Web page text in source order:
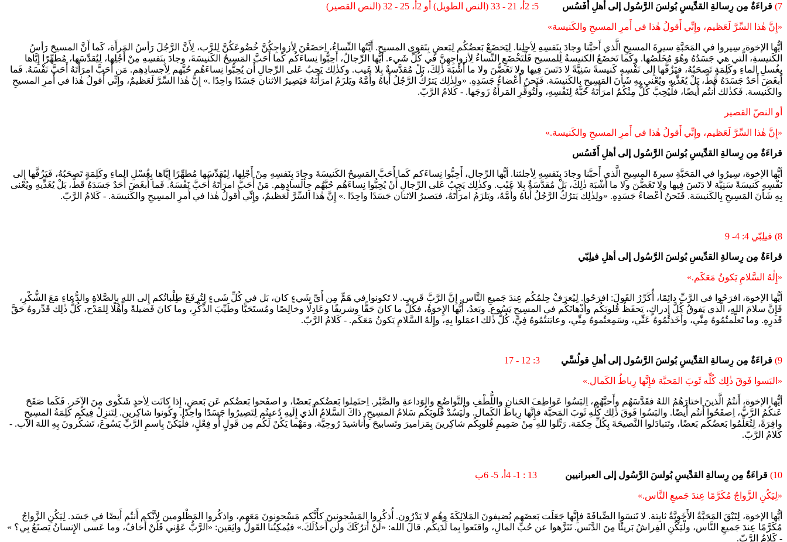
7) قراءَةٌ مِن رِسالةِ القدِّيسِ بُولسَ الرَّسُول إلى أهلِ أَفَسُس
«إِنَّ هٰذا السِّرَّ لَعَظيم، وإِنِّي أَقولُ هٰذا في أَمرِ المسيحِ والكَنيسة»
أيُّها الإخوة، سِيروا في المَحَبَّةِ سيرةَ المسيحِ الَّذي أَحبَّنا وجادَ بِنَفسِهِ لِأجلِنا. لِيَخضَعْ بَعضُكُم لِبَعضٍ بِتَقوى المسيح. أَيَّتُها النِّساءُ، اِخضَعْنَ لِأزواجِكُنَّ خُضُوعَكُنَّ لِلرَّب، لِأَنَّ الرَّجُلَ رَأسُ المَرأَة، كَما أَنَّ المسيحَ رَأسُ
الكَنيسةِ، الَّتي هي جَسَدُهُ وهُوَ مُخَلِّصُها. وكَما تَخضَعُ الكنيسةُ لِلمسيح فَلْتَخْضَعِ النِّساءُ لِأزواجِهِنَّ في كُلِّ شَيء. أيُّها الرِّجالُ، أَحِبُّوا نِساءَكُم كَما أَحَبَّ المَسِيحُ الكَنيسَةَ، وجادَ بِنَفسِهِ مِنْ أَجْلِها، لِيُقدِّسَها، مُطهِّرًا إِيَّاها
بِغُسلِ الماءِ وكَلِمَةٍ تَصحَبُهُ، فيَزُفَّها إِلى نَفْسِهِ كَنيسةً سَنِيَّةً لا دَنَسَ فِيها ولا تَغَضُّنَ ولا ما أَشْبَهَ ذٰلِكَ، بَلْ مُقدَّسةٌ بِلا عَيب. وكذٰلِك يَجِبُ عَلى الرِّجالِ أَن يُحِبُّوا نِساءَهُم حُبَّهم لِأجسادِهِم. مَن أَحَبَّ امرَأَتَهُ أَحَبَّ نَفْسَهُ. فَما
أَبغَضَ أَحَدٌ جَسَدَهُ قَطّ، بَلْ يُغَذِّيهِ ويُعْنى بِهِ شَأنَ المَسِيحِ بِالكَنيسَة. فَنَحنُ أَعْضاءُ جَسَدِهِ. «ولِذٰلِك يَترُكُ الرَّجُلُ أَباهُ وأُمَّهُ ويَلزَمُ امرَأَتَهُ فيَصِيرُ الاثنان جَسَدًا واحِدًا .» إِنَّ هٰذا السِّرَّ لَعَظيمٌ، وإِنِّي أَقولُ هٰذا في أَمرِ المسيحِ
والكَنيسة. فَكذٰلك أَنتُم أَيضًا، فلْيُحِبَّ كُلٌّ مِنْكُمُ امرَأَتَهُ حُبَّهُ لِنَفْسِهِ، ولْتُوَقِّرِ المَرأَةُ زَوجَها. - كَلامُ الرَّبّ.
أو النصّ القصير
«إِنَّ هٰذا السِّرَّ لَعَظيم، وإِنِّي أَقولُ هٰذا في أَمرِ المسيحِ والكَنيسة.»
قراءَةٌ مِن رِسالةِ القدِّيسِ بُولسَ الرَّسُول إلى أهلِ أَفَسُس
أيُّها الإخوة، سِيرُوا في المَحَبَّةِ سيرةَ المسِيحِ الَّذي أَحبَّنا وجادَ بِنَفسِهِ لِأجلثنا. أيُّها الرِّجال، أَحِبُّوا نِساءَكم كَما أَحَبَّ المَسِيحُ الكَنيسَةَ وجادَ بِنَفسِهِ مِنْ أَجْلِها، لِيُقدِّسَها مُطهِّرًا إِيَّاها بِغُسْلِ الماءِ وكَلِمَةٍ تَصحَبُهُ، فَيَزُفَّها إِلى
نَفْسِهِ كَنيسَةً سَنِيَّة لا دَنَسَ فِيها ولا تَغَضُّنَ ولا ما أَشْبَهَ ذٰلِكَ، بَلْ مُقدَّسَةٌ بِلا عَيْب. وكذٰلِك يَجِبُ عَلى الرِّجالِ أَنْ يُحِبُّوا نِساءَهُم حُبَّهُم جِألَسادِهِم. مَنْ أَحَبَّ امرَأَتَهُ أَحَبَّ نَفْسَهُ. فَما أَبغَضَ أَحَدٌ جَسَدَهُ قَطّ، بَلْ يُغَذِّيهِ ويُعْنى
بِهِ شَأنَ المَسِيحِ بِالكَنيسَة. فَنَحنُ أَعْضاءُ جَسَدِهِ. «ولِذٰلِك يَترُكُ الرَّجُلُ أَباهُ وأُمَّهُ، ويَلزَمُ امرَأَتَهُ، فيَصيرُ الاثنان جَسَدًا واحِدًا .» إِنَّ هٰذا السِّرَّ لَعَظيمٌ، وإِنِّي أَقولُ هٰذا في أَمرِ المسِيحِ والكَنيسَة. - كَلامُ الرَّبّ.
8) فيلِبّي 4: 4- 9
قراءَةٌ مِن رِسالةِ القدِّيسِ بُولسَ الرَّسُول إلى أهلِ فيلِبّي
«إِلٰهُ السَّلامِ يَكونُ مَعَكَم.»
أيُّها الإخوة، افرَحُوا في الرَّبِّ دائِمًا، أُكَرِّرُ القَولَ: افرَحُوا. لِيُعرَفْ حِلمُكُم عِندَ جَميعِ النَّاس. إِنَّ الرَّبَّ قَريب. لا تَكونوا في هَمٍّ مِن أَيِّ شَيءٍ كان، بَل في كُلِّ شَيءٍ لِتُرفَعْ طِلْباتُكم إِلى اللهِ بِالصَّلاةِ والدُّعاءِ مَعَ الشُّكْرِ،
فَإِنَّ سلامَ اللهِ، الَّذي يَفوقُ كُلَّ إِدراكٍ، يَحفَظُ قُلوبَكُم وأَذْهانَكُم في المسِيحِ يَسُوع. وبَعدُ، أَيُّها الإِخوَةُ، فكُلُّ ما كانَ حَقًّا وشريفًا وعَادِلًا وخالِصًا ومُستَحَبًّا وطَيِّبَ الذِّكْرِ، وما كانَ فَضيلةً وأَهْلًا لِلمَدْح، كُلُّ ذٰلِك قَدِّروهُ حَقَّ
قَدرِهِ. وما تَعلَّمتُمُوهُ مِنِّي، وأَخَذتُمُوهُ عَنِّي، وسَمِعتُموهُ مِنِّي، وعايَنتُمُوهُ فِيَّ، كُلُّ ذٰلك اعمَلوا بِهِ، وإِلٰهُ السَّلامِ يَكونُ مَعَكَم. - كَلامُ الرَّبّ.
9) قراءَةٌ مِن رِسالةِ القدِّيسِ بُولسَ الرَّسُول إلى أهلِ قولُسِّي 3: 12 - 17
«البَسوا فَوقَ ذٰلِك كُلِّه ثَوبَ المَحبَّة فإِنَّها رِباطُ الكَمال.»
أيُّها الإخوة، أَنتُمُ الَّذينَ اختارَهُمُ اللهُ فقَدَّسَهُم وأَحبَّهُم، اِلبَسُوا عَواطِفَ الحَنانِ واللُّطْفِ والتَّواضُعِ والوَداعةِ والصَّبْر. اِحتَمِلوا بَعضُكم بَعضًا، و اصفَحوا بَعضُكم عَن بَعضٍ، إِذا كانَت لِأحدٍ شَكْوى مِنَ الآخَر. فَكَما صَفَحَ
عَنكُمُ الرَّبُّ، اِصفَحُوا أَنتُم أَيضًا. والبَسُوا فَوقَ ذٰلِك كُلِّهِ ثَوبَ المَحبَّة فإِنَّها رِباطُ الكَمال. ولْيَسُدْ قُلوبَكُم سَلامُ المسِيحِ، ذاكَ السَّلامُ الَّذي إِلَيهِ دُعيتُم لِتَصِيرُوا جَسَدًا واحِدًا. وكُونوا شاكِرين. لِتَنزِلْ فِيكُم كَلِمَةُ المسِيحِ
وافِرَةً، لِتُعَلِّمُوا بَعضُكُم بَعضًا، وتَتبادَلوا النَّصيحَةَ بِكُلِّ حِكمَة. رَتِّلوا للهِ مِنْ صَمِيمِ قُلوبِكُم شاكِرينَ بِمَزاميرَ وتَسابيحَ وأَناشيدَ رُوحِيَّة. ومَهْما يَكُنْ لَكُم مِن قَولٍ أَو فِعْلٍ، فلْيَكُنْ بِاسمِ الرَّبِّ يَسُوعَ، تَشكُرونَ بِهِ اللهَ الآب. -
كَلامُ الرَّبّ.
10) قراءَةٌ مِن رِسالةِ القدِّيسِ بُولسَ الرَّسُول إلى العبرانيين
«لِيَكُنِ الزَّواجُ مُكَرَّمًا عِندَ جَميعِ النَّاس.»
أيُّها الإخوة، لِتَبْقَ المَحَبَّةُ الأَخَوِيَّةُ ثابِتة. لا تَنسَوا الضِّيافَةَ فإِنَّها جَعَلَت بَعضَهم يُضيفونَ المَلائِكَةَ وهُم لا يَدْرُون. أُذكُروا المَسْجونينَ كأَنَّكم مَسْجونونَ مَعَهم، واذكُروا المَظْلومين لِأنَّكم أَنتُم أَيضًا في جَسَد. لِيَكُنِ الزَّواجُ
مُكَرَّمًا عِندَ جَميعِ النَّاس، ولْيَكُنِ الفِراشُ بَريئًا مِنَ الدَّنَس. تَنَزَّهوا عن حُبِّ المالِ، واقنَعوا بِما لَدَيكُم. قالَ الله: «لَنْ أَترُكَكَ ولَن أَخذُلَكَ.» فيُمكِنُنا القَولُ واثِقين: «الرَّبُّ عَوْني فَلَنْ أَخافُ، وما عَسى الإِنسانُ يَصنَعُ بِي؟ »
- كَلامُ الرَّبّ.